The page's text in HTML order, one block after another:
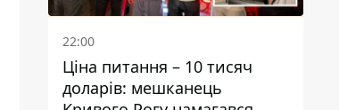
22:00
Ціна питання – 10 тисяч
доларів: мешканець